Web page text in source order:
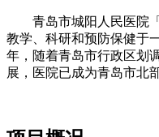
青岛市城阳人民医院「
教学、科研和预防保健于
年，随着青岛市行政区划
展，医院已成为青岛市北